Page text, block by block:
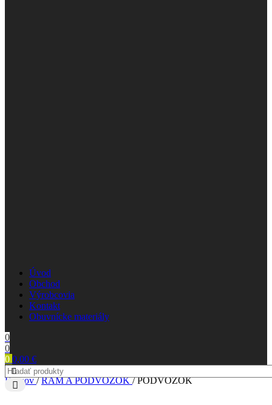
Úvod
Obchod
Výrobcovia
Kontakt
Obuvnícke materiály
0
0
0 0,00 €
Domov/ RÁM A PODVOZOK/ PODVOZOK